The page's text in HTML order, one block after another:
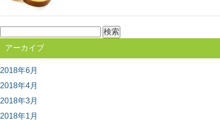
日本人なら知っておきたい日本の木材をご紹介するシリ
索:
アーカイブ
2018年6月
2018年4月
2018年3月
2018年1月